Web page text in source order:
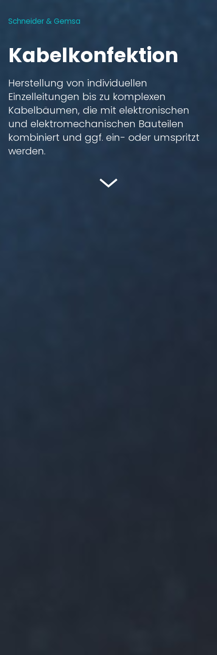
Schneider & Gemsa
Kabelkonfektion
Herstellung von individuellen
Einzelleitungen bis zu komplexen
Kabelbäumen, die mit elektronischen
und elektromechanischen Bauteilen
kombiniert und ggf. ein- oder umspritzt
werden.